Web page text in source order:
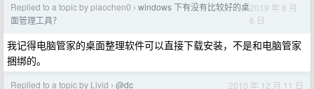
Replied to a topic by piaochen0 › windows 下有没有比较好的桌
面管理工具？
2019 年 8 月
6 日
我记得电脑管家的桌面整理软件可以直接下载安装，不是和电脑管家
捆绑的。
Replied to a topic by Livid › @dc 2010 年 12 月 11 日